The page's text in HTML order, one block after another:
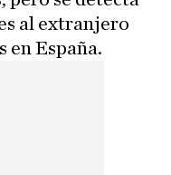
al extranjero
en España.